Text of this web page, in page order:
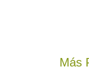
Más